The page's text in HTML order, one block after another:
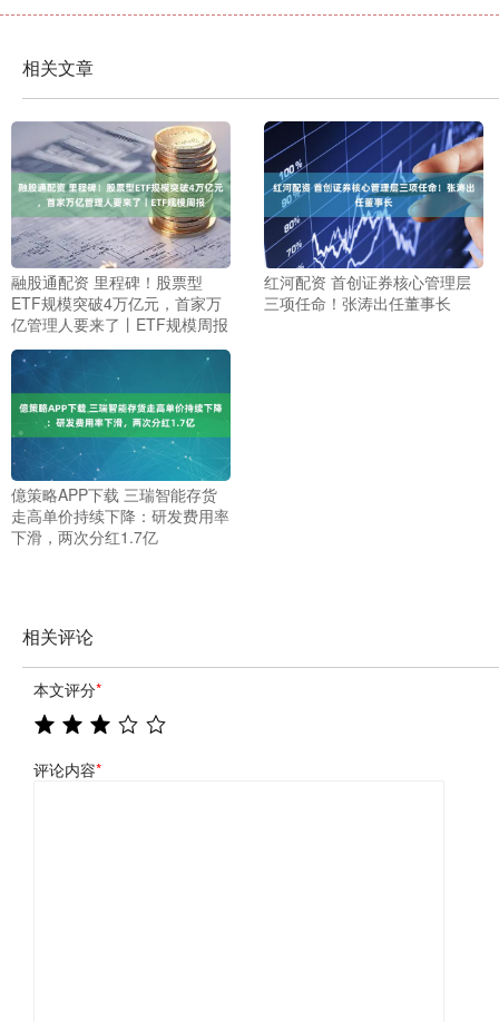
相关文章
融股通配资 里程碑！股票型
ETF规模突破4万亿元，首家万
亿管理人要来了丨ETF规模周报
红河配资 首创证券核心管理层
三项任命！张涛出任董事长
億策略APP下载 三瑞智能存货
走高单价持续下降：研发费用率
下滑，两次分红1.7亿
相关评论
本文评分*
评论内容*